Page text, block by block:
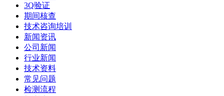
3Q验证
期间核查
技术咨询培训
新闻资讯
公司新闻
行业新闻
技术资料
常见问题
检测流程